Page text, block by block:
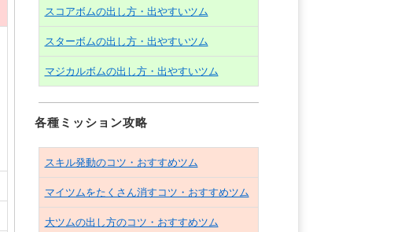
スコアボムの出し方・出やすいツム
スターボムの出し方・出やすいツム
マジカルボムの出し方・出やすいツム
各種ミッション攻略
スキル発動のコツ・おすすめツム
マイツムをたくさん消すコツ・おすすめツム
大ツムの出し方のコツ・おすすめツム